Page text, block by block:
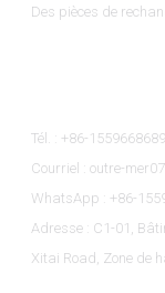
Des pièces de
Tél. : +86-
Courriel : outre-
WhatsApp : +86-
Adresse : C1-01,
Xitai Road, Zone de